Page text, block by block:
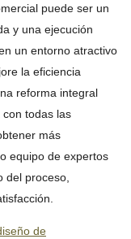
puede ser un
y una ejecución
un entorno atractivo
la eficiencia
reforma integral
todas las
más
equipo de expertos
del proceso,
de